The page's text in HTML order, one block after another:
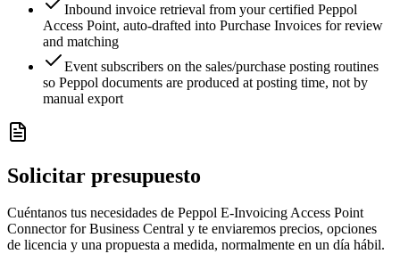
Inbound invoice retrieval from your certified Peppol
Access Point, auto-drafted into Purchase Invoices for review
and matching
Event subscribers on the sales/purchase posting routines
so Peppol documents are produced at posting time, not by
manual export
Solicitar presupuesto
Cuéntanos tus necesidades de Peppol E-Invoicing Access Point
Connector for Business Central y te enviaremos precios, opciones
de licencia y una propuesta a medida, normalmente en un día hábil.